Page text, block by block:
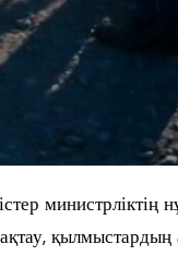
министрліктің